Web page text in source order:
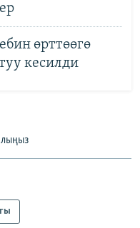
өрттөөгө
кесилди